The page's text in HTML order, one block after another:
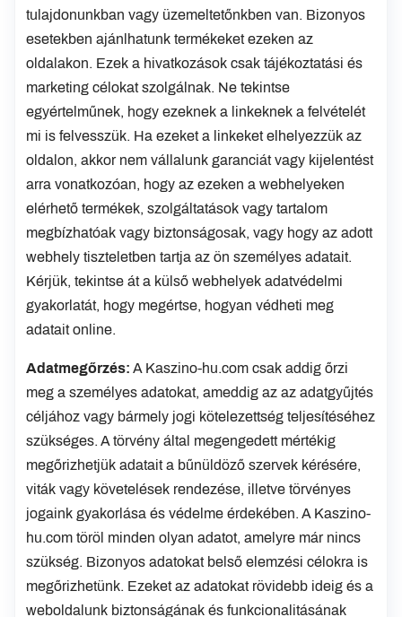
tulajdonunkban vagy üzemeltetőnkben van. Bizonyos
esetekben ajánlhatunk termékeket ezeken az
oldalakon. Ezek a hivatkozások csak tájékoztatási és
marketing célokat szolgálnak. Ne tekintse
egyértelműnek, hogy ezeknek a linkeknek a felvételét
mi is felvesszük. Ha ezeket a linkeket elhelyezzük az
oldalon, akkor nem vállalunk garanciát vagy kijelentést
arra vonatkozóan, hogy az ezeken a webhelyeken
elérhető termékek, szolgáltatások vagy tartalom
megbízhatóak vagy biztonságosak, vagy hogy az adott
webhely tiszteletben tartja az ön személyes adatait.
Kérjük, tekintse át a külső webhelyek adatvédelmi
gyakorlatát, hogy megértse, hogyan védheti meg
adatait online.
Adatmegőrzés: A Kaszino-hu.com csak addig őrzi
meg a személyes adatokat, ameddig az az adatgyűjtés
céljához vagy bármely jogi kötelezettség teljesítéséhez
szükséges. A törvény által megengedett mértékig
megőrizhetjük adatait a bűnüldöző szervek kérésére,
viták vagy követelések rendezése, illetve törvényes
jogaink gyakorlása és védelme érdekében. A Kaszino-
hu.com töröl minden olyan adatot, amelyre már nincs
szükség. Bizonyos adatokat belső elemzési célokra is
megőrizhetünk. Ezeket az adatokat rövidebb ideig és a
weboldalunk biztonságának és funkcionalitásának